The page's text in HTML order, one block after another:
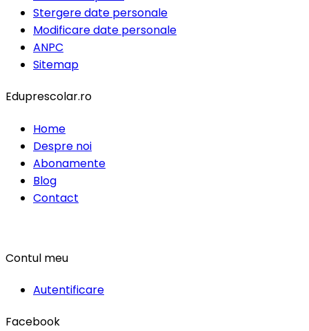
Stergere date personale
Modificare date personale
ANPC
Sitemap
Eduprescolar.ro
Home
Despre noi
Abonamente
Blog
Contact
Contul meu
Autentificare
Facebook